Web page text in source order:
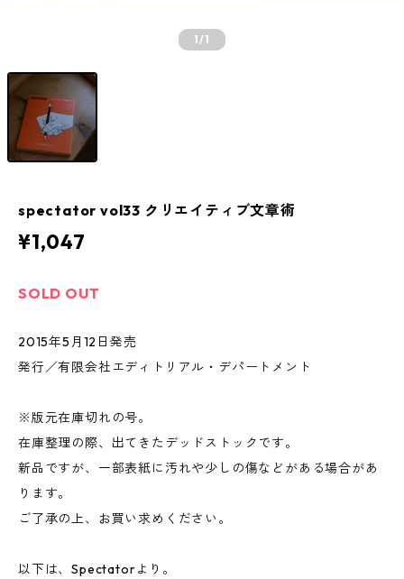
1/1
spectator vol33 クリエイティブ文章術
¥1,047
SOLD OUT
2015年5月12日発売
発行／有限会社エディトリアル・デパートメント
※版元在庫切れの号。
在庫整理の際、出てきたデッドストックです。
新品ですが、一部表紙に汚れや少しの傷などがある場合があ
ります。
ご了承の上、お買い求めください。
以下は、Spectatorより。